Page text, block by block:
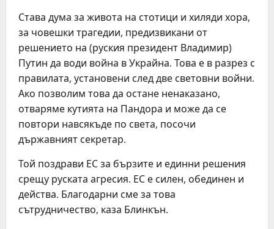
Става дума за живота на стотици и хиляди хора,
за човешки трагедии, предизвикани от
решението на (руския президент Владимир)
Путин да води война в Украйна. Това е в разрез с
правилата, установени след две световни войни.
Ако позволим това да остане ненаказано,
отваряме кутията на Пандора и може да се
повтори навсякъде по света, посочи
държавният секретар.
Той поздрави ЕС за бързите и единни решения
срещу руската агресия. ЕС е силен, обединен и
действа. Благодарни сме за това
сътрудничество, каза Блинкън.